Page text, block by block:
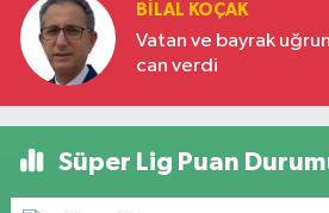
BILAL KOÇAK
Vatan ve bayrak
can verdi
Süper Lig Puan